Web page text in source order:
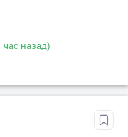
час назад)